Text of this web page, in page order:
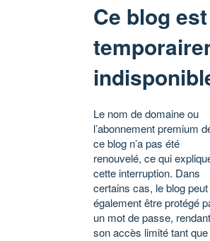
Ce blog est
Le nom de domaine ou
l’abonnement premium
ce blog n’a pas été
renouvelé, ce qui
cette interruption. Dans
certains cas, le blog peut
également être protégé
un mot de passe, rendant
son accès limité tant que